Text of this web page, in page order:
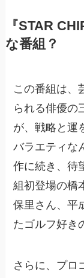
『STAR
な番組？
この番組は、
られる俳優の
が、戦略と運
バラエティな
作に続き、待
組初登場の橋
保里さん、平
たゴルフ好き
さらに、プロ